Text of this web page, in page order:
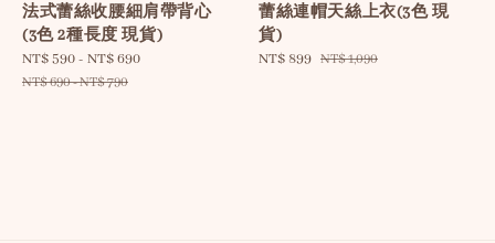
法式蕾絲收腰細肩帶背心
(3色 2種長度 現貨)
Sale
price
NT$ 590- NT$ 690
NT$ 690-NT$ 790
蕾絲連帽天絲上衣(3色 現
貨)
Sale
NT$ 899 Regular
NT$ 1,090